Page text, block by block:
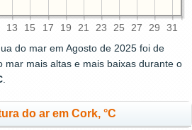
13 15 17 19 21 23 25 27 29 31
do mar em Agosto de 2025 foi de
mar mais altas e mais baixas durante o
do ar em Cork, °C